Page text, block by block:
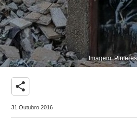
Imagem:
share
31 Outubro 2016